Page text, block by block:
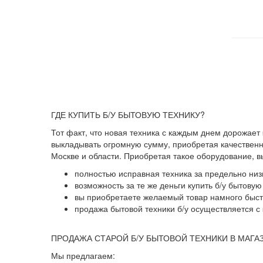
ГДЕ КУПИТЬ Б/У БЫТОВУЮ ТЕХНИКУ?
Тот факт, что новая техника с каждым днем
выкладывать огромную сумму, приобретая
Москве и области. Приобретая такое оборудование,
полностью исправная техника за предельно
возможность за те же деньги купить б/у
вы приобретаете желаемый товар намного
продажа бытовой техники б/у осуществляется
ПРОДАЖА СТАРОЙ Б/У БЫТОВОЙ ТЕХНИКИ В
Мы предлагаем: